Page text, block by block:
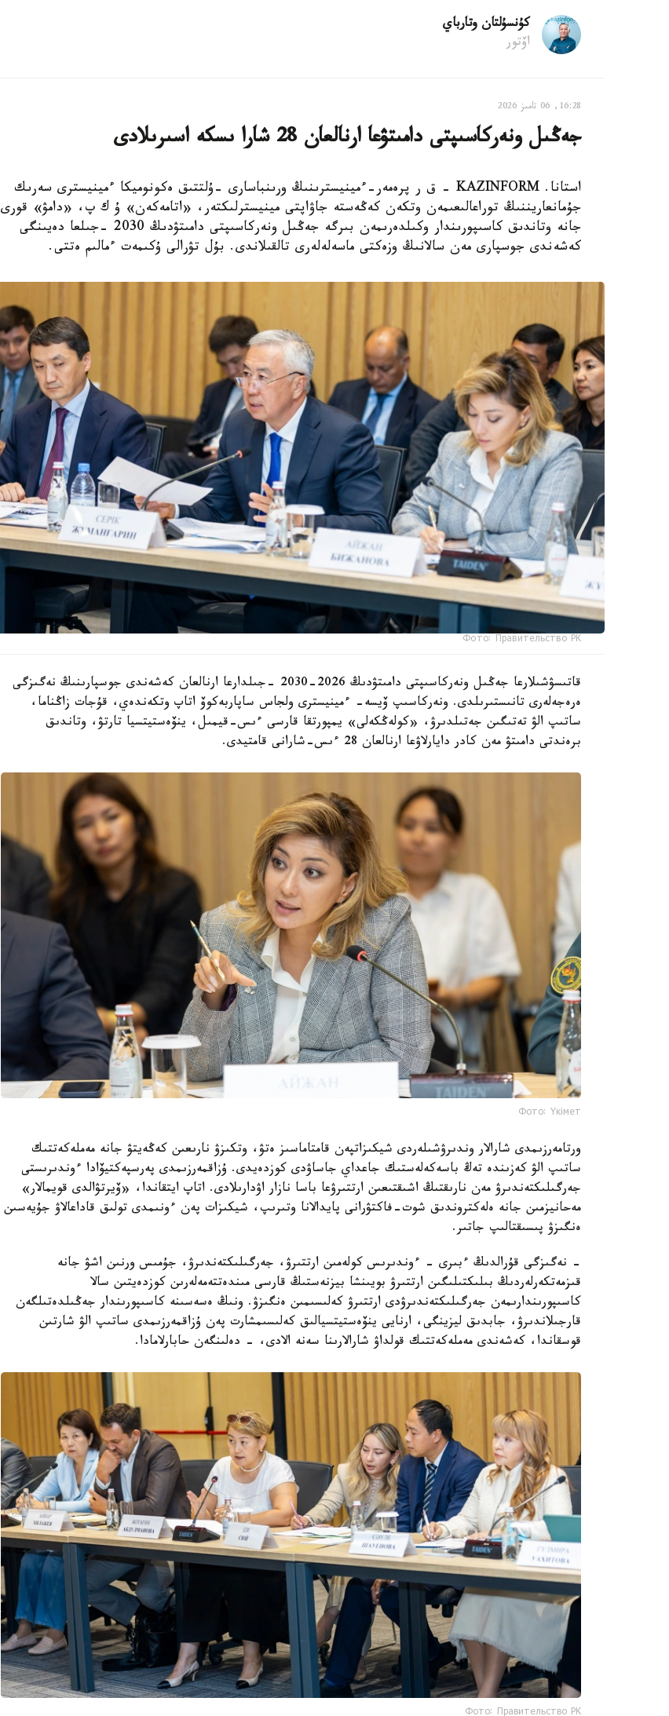
كۇنسۇلتان وتارباي
اۆتور
16:28, 06 تامىز 2026
جەڭىل ونەركاسىپتى دامىتۋعا ارنالعان 28 شارا ىسكە اسىرىلادى
استانا. KAZINFORM - ق ر پرەمەر-ءمينيسترىنىڭ ورىنباسارى -ۇلتتىق ەكونوميكا ءمينيسترى سەرىك
جۇمانعاريننىڭ توراعالىعىمەن وتكەن كەڭەستە جاۋاپتى مينيسترلىكتەر، «اتامەكەن» ۇ ك پ، «دامۋ» قورى
جانە وتاندىق كاسىپورىندار وكىلدەرىمەن بىرگە جەڭىل ونەركاسىپتى دامىتۋدىڭ 2030 -جىلعا دەيىنگى
كەشەندى جوسپارى مەن سالانىڭ وزەكتى ماسەلەلەرى تالقىلاندى. بۇل تۋرالى ۇكىمەت ءمالىم ەتتى.
Фото: Правительство РК
قاتىسۋشىلارعا جەڭىل ونەركاسىپتى دامىتۋدىڭ 2026-2030 -جىلدارعا ارنالعان كەشەندى جوسپارىنىڭ نەگىزگى
ەرەجەلەرى تانىستىرىلدى. ونەركاسىپ ۆيسە- ءمينيسترى ولجاس ساپاربەكوۆ اتاپ وتكەندەي، قۇجات زاڭناما،
ساتىپ الۋ تەتىگىن جەتىلدىرۋ، «كولەڭكەلى» يمپورتقا قارسى ءىس-قيمىل، ينۆەستيتسيا تارتۋ، وتاندىق
برەندتى دامىتۋ مەن كادر دايارلاۋعا ارنالعان 28 ءىس-شارانى قامتيدى.
Фото: Үкімет
ورتامەرزىمدى شارالار وندىرۋشىلەردى شيكىزاتپەن قامتاماسىز ەتۋ، وتكىزۋ نارىعىن كەڭەيتۋ جانە مەملەكەتتىك
ساتىپ الۋ كەزىندە تەڭ باسەكەلەستىك جاعداي جاساۋدى كوزدەيدى. ۇزاقمەرزىمدى پەرسپەكتيۆادا ءوندىرىستى
جەرگىلىكتەندىرۋ مەن نارىقتىڭ اشىقتىعىن ارتتىرۋعا باسا نازار اۋدارىلادى. اتاپ ايتقاندا، «ۆيرتۋالدى قويمالار»
مەحانيزمىن جانە ەلەكتروندىق شوت-فاكتۋرانى پايدالانا وتىرىپ، شيكىزات پەن ءونىمدى تولىق قاداعالاۋ جۇيەسىن
ەنگىزۋ پىسىقتالىپ جاتىر.
- نەگىزگى قۇرالدىڭ ءبىرى - ءوندىرىس كولەمىن ارتتىرۋ، جەرگىلىكتەندىرۋ، جۇمىس ورنىن اشۋ جانە
قىزمەتكەرلەردىڭ بىلىكتىلىگىن ارتتىرۋ بويىنشا بيزنەستىڭ قارسى مىندەتتەمەلەرىن كوزدەيتىن سالا
كاسىپورىندارىمەن جەرگىلىكتەندىرۋدى ارتتىرۋ كەلىسىمىن ەنگىزۋ. ونىڭ ەسەسىنە كاسىپورىندار جەڭىلدەتىلگەن
قارجىلاندىرۋ، جابدىق ليزينگى، ارنايى ينۆەستيتسيالىق كەلىسىمشارت پەن ۇزاقمەرزىمدى ساتىپ الۋ شارتىن
قوسقاندا، كەشەندى مەملەكەتتىك قولداۋ شارالارىنا سەنە الادى، - دەلىنگەن حابارلامادا.
Фото: Правительство РК